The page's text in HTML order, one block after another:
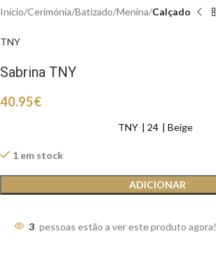
Início Cerimónia Batizado Menina Calçado
TNY
Sabrina TNY
40.95€
TNY 24 Beige
1 em stock
ADICIONAR
3 pessoas estão a ver este produto agora!